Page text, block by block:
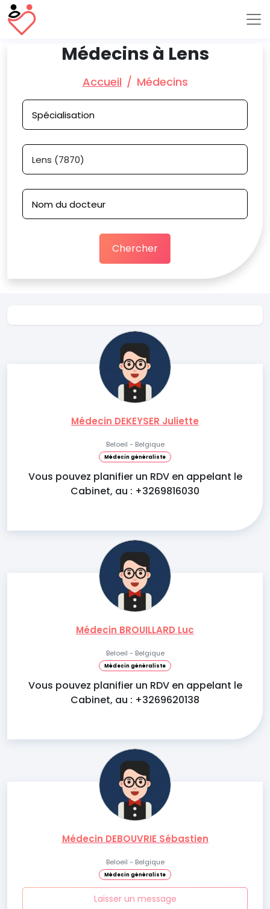
Médecins à Lens
Accueil Médecins
Chercher
Médecin DEKEYSER Juliette
Beloeil - Belgique
Médecin généraliste
Vous pouvez planifier un RDV en appelant le
Cabinet, au : +3269816030
Médecin BROUILLARD Luc
Beloeil - Belgique
Médecin généraliste
Vous pouvez planifier un RDV en appelant le
Cabinet, au : +3269620138
Médecin DEBOUVRIE Sébastien
Beloeil - Belgique
Médecin généraliste
Laisser un message